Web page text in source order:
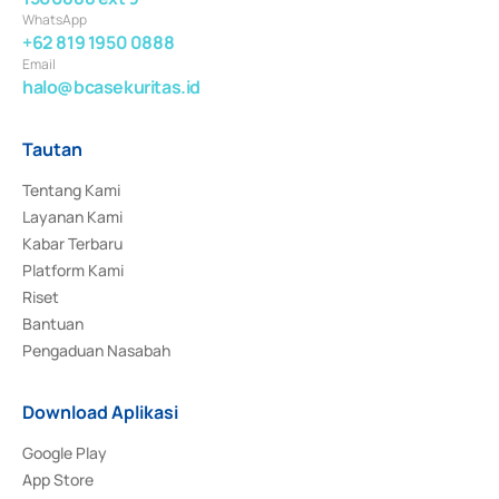
WhatsApp
+62 819 1950 0888
Email
halo@bcasekuritas.id
Tautan
Tentang Kami
Layanan Kami
Kabar Terbaru
Platform Kami
Riset
Bantuan
Pengaduan Nasabah
Download Aplikasi
Google Play
App Store